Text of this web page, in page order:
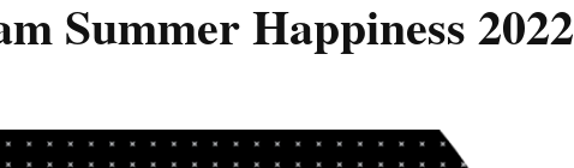
Summer Happiness 2022